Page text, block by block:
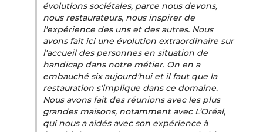
évolutions sociétales, parce nous devons,
nous restaurateurs, nous inspirer de
l'expérience des uns et des autres. Nous
avons fait ici une évolution extraordinaire sur
l'accueil des personnes en situation de
handicap dans notre métier. On en a
embauché six aujourd'hui et il faut que la
restauration s'implique dans ce domaine.
Nous avons fait des réunions avec les plus
grandes maisons, notamment avec L’Oréal,
qui nous a aidés avec son expérience à